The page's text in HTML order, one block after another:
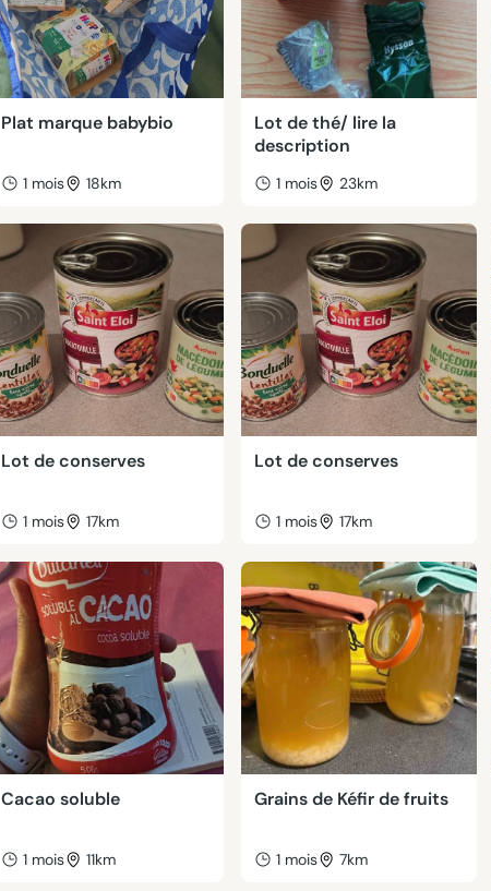
Plat marque babybio
1 mois 18km
Lot de thé/ lire la
description
1 mois 23km
Lot de conserves
1 mois 17km
Lot de conserves
1 mois 17km
Cacao soluble
1 mois 11km
Grains de Kéfir de fruits
1 mois 7km